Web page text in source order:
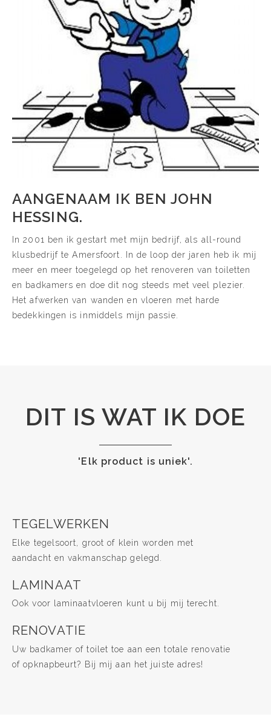
AANGENAAM IK BEN JOHN
HESSING.
In 2001 ben ik gestart met mijn bedrijf, als all-round
klusbedrijf te Amersfoort. In de loop der jaren heb ik mij
meer en meer toegelegd op het renoveren van toiletten
en badkamers en doe dit nog steeds met veel plezier.
Het afwerken van wanden en vloeren met harde
bedekkingen is inmiddels mijn passie.
DIT IS WAT IK DOE
'Elk product is uniek'.
TEGELWERKEN
Elke tegelsoort, groot of klein worden met
aandacht en vakmanschap gelegd.
LAMINAAT
Ook voor laminaatvloeren kunt u bij mij terecht.
RENOVATIE
Uw badkamer of toilet toe aan een totale renovatie
of opknapbeurt? Bij mij aan het juiste adres!